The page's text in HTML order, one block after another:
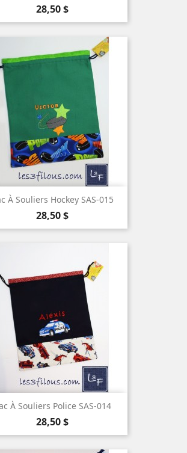
Prix
28,50 $
À Souliers Hockey SAS-015
Prix
28,50 $
À Souliers Police SAS-014
Prix
28,50 $